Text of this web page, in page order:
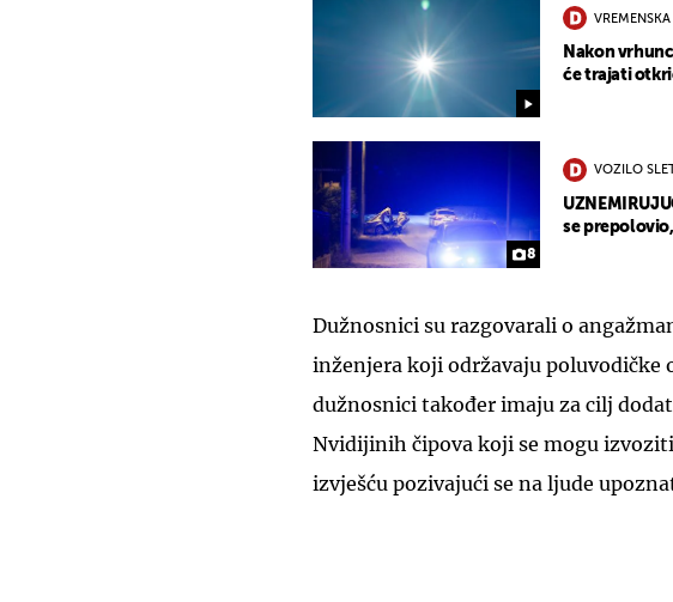
Nakon
će trajati
8
VOZILO
se
Dužnosnici su razgovarali o
inženjera koji održavaju poluvodičke
dužnosnici također imaju za cilj
Nvidijinih čipova koji se mogu
izvješću pozivajući se na ljude